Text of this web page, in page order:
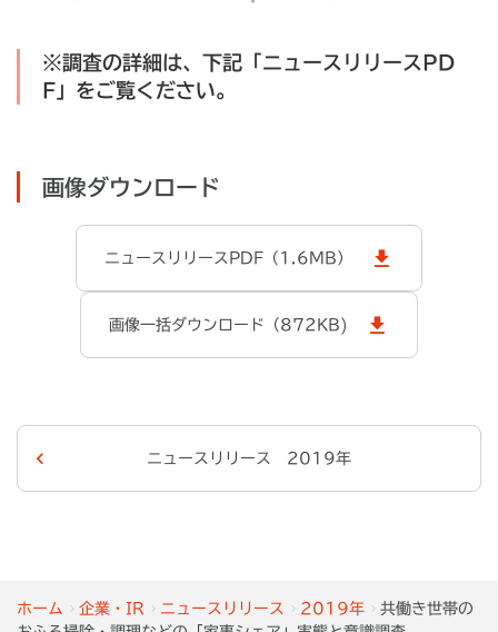
ホーム 企業・IR ニュースリリース 2019年
共働き世帯の
※調査の詳細は、下記「ニュースリリースPD
F」をご覧ください。
画像ダウンロード
ニュースリリースPDF（1.6MB）
画像一括ダウンロード（872KB)
ニュースリリース 2019年